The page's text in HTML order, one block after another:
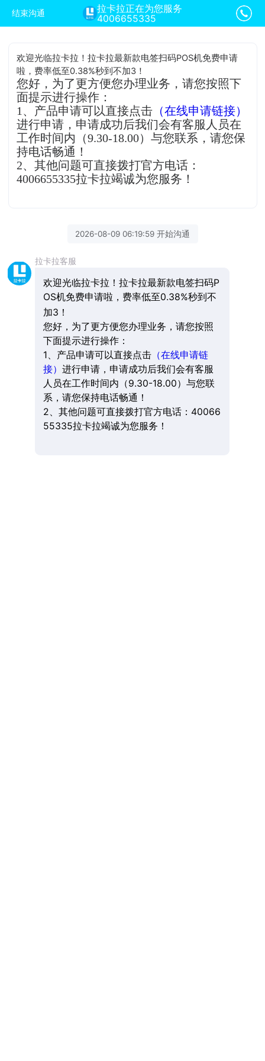
结束沟通
拉卡拉正在为您服务
4006655335
欢迎光临拉卡拉！拉卡拉最新款电签扫码POS机免费申请
啦，费率低至0.38%秒到不加3！
您好，为了更方便您办理业务，请您按照下
面提示进行操作：
1、产品申请可以直接点击 （在线申请链接）
进行申请，申请成功后我们会有客服人员在
工作时间内（9.30-18.00）与您联系，请您保
持电话畅通！
2、其他问题可直接拨打官方电话：
4006655335拉卡拉竭诚为您服务！
2026-08-09 06:19:59 开始沟通
拉卡拉客服
欢迎光临拉卡拉！拉卡拉最新款电签扫码P
OS机免费申请啦，费率低至0.38%秒到不
加3！
您好，为了更方便您办理业务，请您按照
下面提示进行操作：
1、产品申请可以直接点击（在线申请链
接） 进行申请，申请成功后我们会有客服
人员在工作时间内（9.30-18.00）与您联
系，请您保持电话畅通！
2、其他问题可直接拨打官方电话：40066
55335拉卡拉竭诚为您服务！